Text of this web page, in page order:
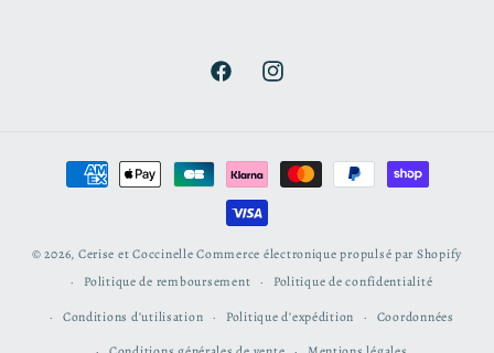
FacebookInstagram
Moyens
© 2026, Cerise et Coccinelle Commerce électronique propulsé par Shopify
Politique de remboursement
Politique de confidentialité
Conditions d’utilisation
Politique d’expédition
Coordonnées